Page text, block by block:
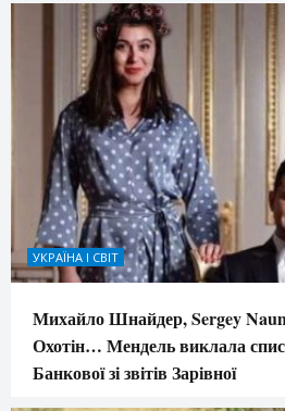
УКРАЇНА І СВІТ
Михайло Шнайдер, Sergey
Охотін… Мендель виклала
Банкової зі звітів Зарівної